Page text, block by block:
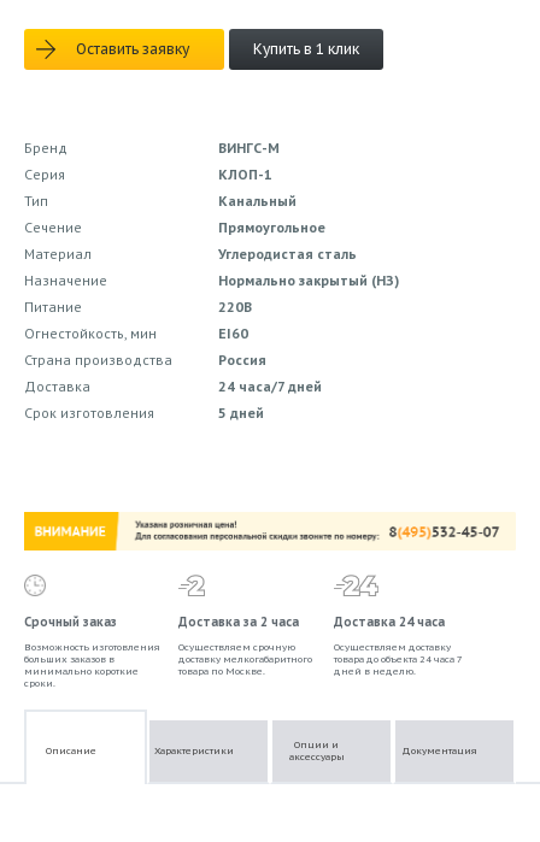
Оставить заявку Купить в 1 клик
Бренд
ВИНГС-М
Серия
КЛОП-1
Тип
Канальный
Сечение
Прямоугольное
Материал
Углеродистая сталь
Назначение
Нормально закрытый (НЗ)
Питание
220В
Огнестойкость, мин
EI60
Страна производства
Россия
Доставка
24 часа/7 дней
Срок изготовления
5 дней
Срочный заказ
Возможность изготовления
больших заказов в
минимально короткие
сроки.
Доставка за 2 часа
Осуществляем срочную
доставку мелкогабаритного
товара по Москве.
Доставка 24 часа
Осуществляем доставку
товара до объекта 24 часа 7
дней в неделю.
Описание Характеристики
Опции и
аксессуары
Документация